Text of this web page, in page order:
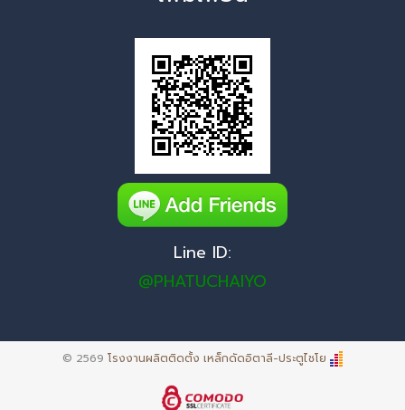
Line ID:
@PHATUCHAIYO
© 2569 โรงงานผลิตติดตั้ง เหล็กดัดอิตาลี-ประตูไชโย